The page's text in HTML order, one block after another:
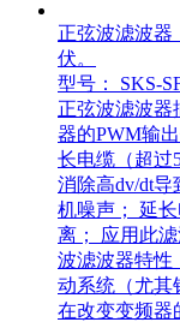
正弦波滤波器
伏。
型号： SKS-
正弦波滤波器
器的PWM输
长电缆（超过
消除高dv/dt
机噪声； 延
离； 应用此
波滤波器特性
动系统（尤其
在改变变频器